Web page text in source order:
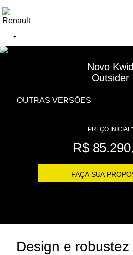
Novo Kwid
Outsider
PREÇO INICIAL*
R$
FAÇA SUA
Design e